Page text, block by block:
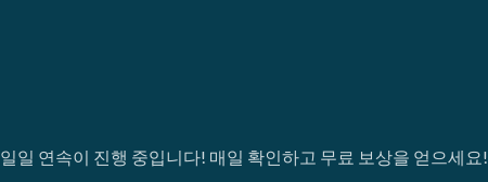
일일 연속이 진행 중입니다! 매일 확인하고 무료 보상을 얻으세요!